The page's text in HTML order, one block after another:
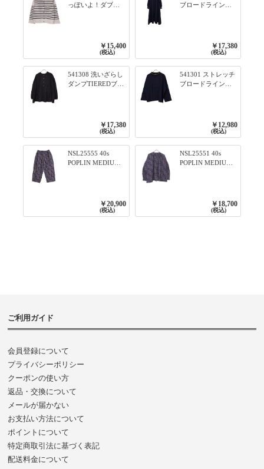
っぽいよ！ダブル
プルオーバー 101オ
フベージュ×ネイビ
￥15,400
(税込)
ブロードライン入
ワンピース 79ネイ
￥17,380
(税込)
541308 洗いざらし
ダンプTIEREDブシ
￥17,380
(税込)
541301 ストレッチ
ブロードライン入
リブプルオーバー
79ネイビー
￥12,980
(税込)
NSL25555 40s
POPLIN MEDIUM
￥20,900
(税込)
NSL25551 40s
POPLIN MEDIUM
3800NAVY BASE
￥18,700
(税込)
ご利用ガイド
会員登録について
プライバシーポリシー
クーポンの使い方
返品・交換について
メールが届かない
お支払い方法について
ポイントについて
特定商取引法に基づく表記
配送料金について